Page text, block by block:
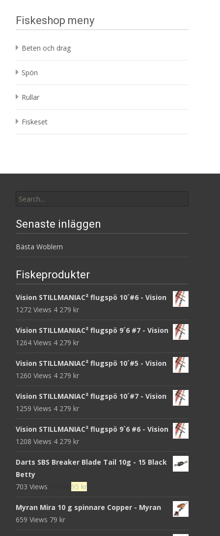
Fiskeshop meny
Beten och drag
Spön
Rullar
Fiskeset
for:
Senaste inläggen
Bästa Woblern
Fiskeprodukter
Vision STILLMANIAC² flugspö 10´#6 - Vision
1272 Views 4 279 kr
Vision STILLMANIAC² flugspö 9´6 #7 - Vision
1264 Views 4 279 kr
Vision STILLMANIAC² flugspö 10´#5 - Vision
1260 Views 4 279 kr
Vision STILLMANIAC² flugspö 10´#7 - Vision
1259 Views 4 279 kr
Vision STILLMANIAC² flugspö 9´6 #6 - Vision
1208 Views 4 279 kr
Darts SBS Breaker Blade Tail 10g - 15 Black
Betty
703 Views
Det
priset
95 krDet
priset
Myran Mira 10 g spinnare Copper - Myran
659 Views 79 kr